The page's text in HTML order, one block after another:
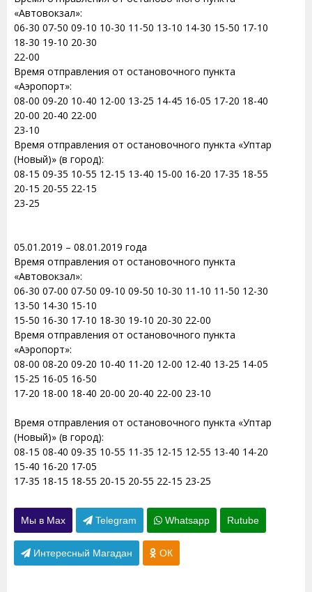
«Автовокзал»:
06-30 07-50 09-10 10-30 11-50 13-10 14-30 15-50 17-10
18-30 19-10 20-30
22-00
Время отправления от остановочного пункта
«Аэропорт»:
08-00 09-20 10-40 12-00 13-25 14-45 16-05 17-20 18-40
20-00 20-40 22-00
23-10
Время отправления от остановочного пункта «Уптар
(Новый)» (в город):
08-15 09-35 10-55 12-15 13-40 15-00 16-20 17-35 18-55
20-15 20-55 22-15
23-25
05.01.2019 – 08.01.2019 года
Время отправления от остановочного пункта
«Автовокзал»:
06-30 07-00 07-50 09-10 09-50 10-30 11-10 11-50 12-30
13-50 14-30 15-10
15-50 16-30 17-10 18-30 19-10 20-30 22-00
Время отправления от остановочного пункта
«Аэропорт»:
08-00 08-20 09-20 10-40 11-20 12-00 12-40 13-25 14-05
15-25 16-05 16-50
17-20 18-00 18-40 20-00 20-40 22-00 23-10
Время отправления от остановочного пункта «Уптар
(Новый)» (в город):
08-15 08-40 09-35 10-55 11-35 12-15 12-55 13-40 14-20
15-40 16-20 17-05
17-35 18-15 18-55 20-15 20-55 22-15 23-25
Мы в Max Telegram Whatsapp Rutube
Интересный Магадан ОК